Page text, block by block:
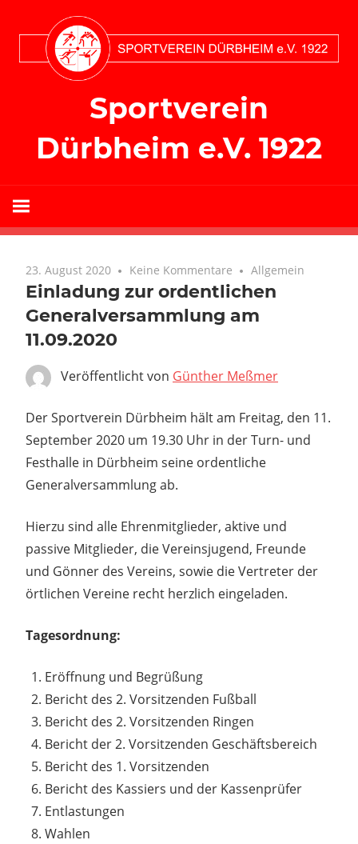
Inhalt
springen
Sportverein
Dürbheim e.V. 1922
23. August 2020 Keine Kommentare Allgemein
Einladung zur ordentlichen
Generalversammlung am
11.09.2020
Veröffentlicht von Günther Meßmer
Der Sportverein Dürbheim hält am Freitag, den 11.
September 2020 um 19.30 Uhr in der Turn- und
Festhalle in Dürbheim seine ordentliche
Generalversammlung ab.
Hierzu sind alle Ehrenmitglieder, aktive und
passive Mitglieder, die Vereinsjugend, Freunde
und Gönner des Vereins, sowie die Vertreter der
örtlichen Vereine recht herzlich eingeladen.
Tagesordnung:
Eröffnung und Begrüßung
Bericht des 2. Vorsitzenden Fußball
Bericht des 2. Vorsitzenden Ringen
Bericht der 2. Vorsitzenden Geschäftsbereich
Bericht des 1. Vorsitzenden
Bericht des Kassiers und der Kassenprüfer
Entlastungen
Wahlen